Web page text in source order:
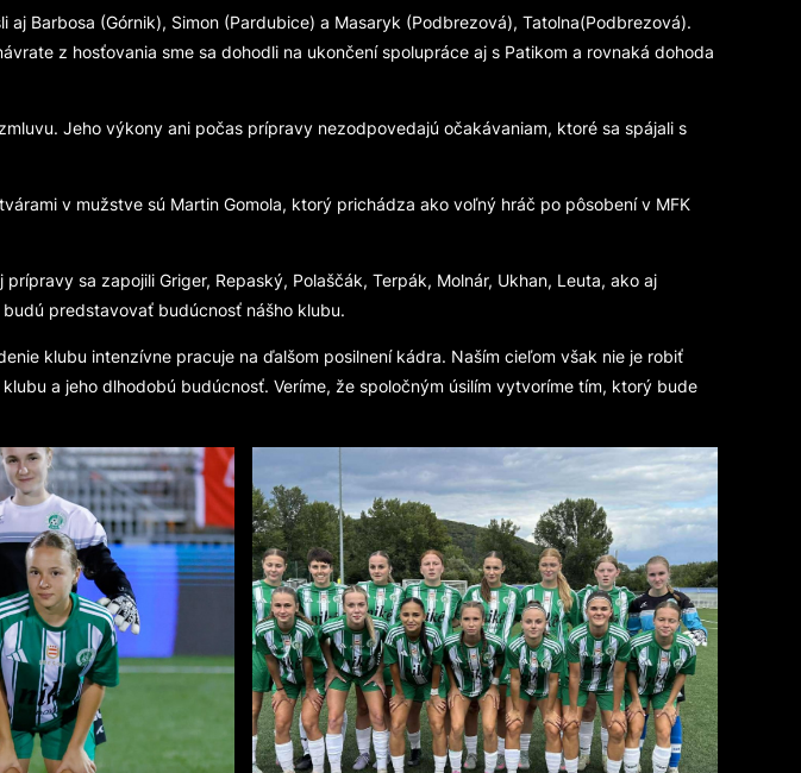
Barbosa (Górnik), Simon (Pardubice) a Masaryk (Podbrezová), Tatolna(Podbrezová).
z hosťovania sme sa dohodli na ukončení spolupráce aj s Patikom a rovnaká dohoda
Jeho výkony ani počas prípravy nezodpovedajú očakávaniam, ktoré sa spájali s
v mužstve sú Martin Gomola, ktorý prichádza ako voľný hráč po pôsobení v MFK
sa zapojili Griger, Repaský, Polaščák, Terpák, Molnár, Ukhan, Leuta, ako aj
predstavovať budúcnosť nášho klubu.
klubu intenzívne pracuje na ďalšom posilnení kádra. Naším cieľom však nie je robiť
a jeho dlhodobú budúcnosť. Veríme, že spoločným úsilím vytvoríme tím, ktorý bude